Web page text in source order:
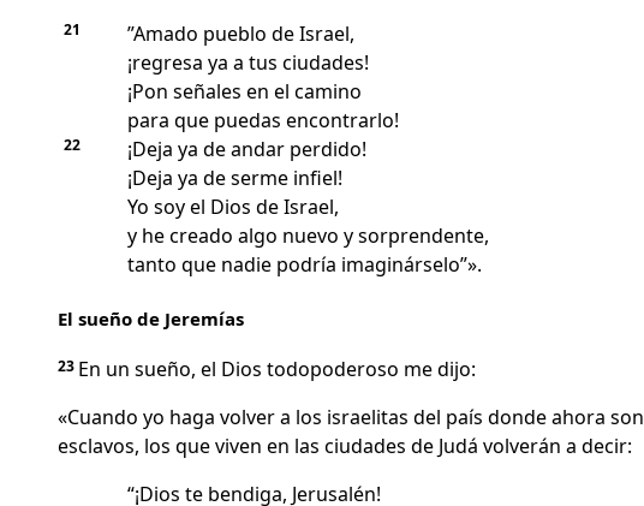
21
”Amado pueblo de Israel,
¡regresa ya a tus ciudades!
¡Pon señales en el camino
para que puedas encontrarlo!
22
¡Deja ya de andar perdido!
¡Deja ya de serme infiel!
Yo soy el Dios de Israel,
y he creado algo nuevo y sorprendente,
tanto que nadie podría imaginárselo”».
El sueño de Jeremías
23 En un sueño, el Dios todopoderoso me dijo:
«Cuando yo haga volver a los israelitas del país donde ahora son
esclavos, los que viven en las ciudades de Judá volverán a decir:
“¡Dios te bendiga, Jerusalén!